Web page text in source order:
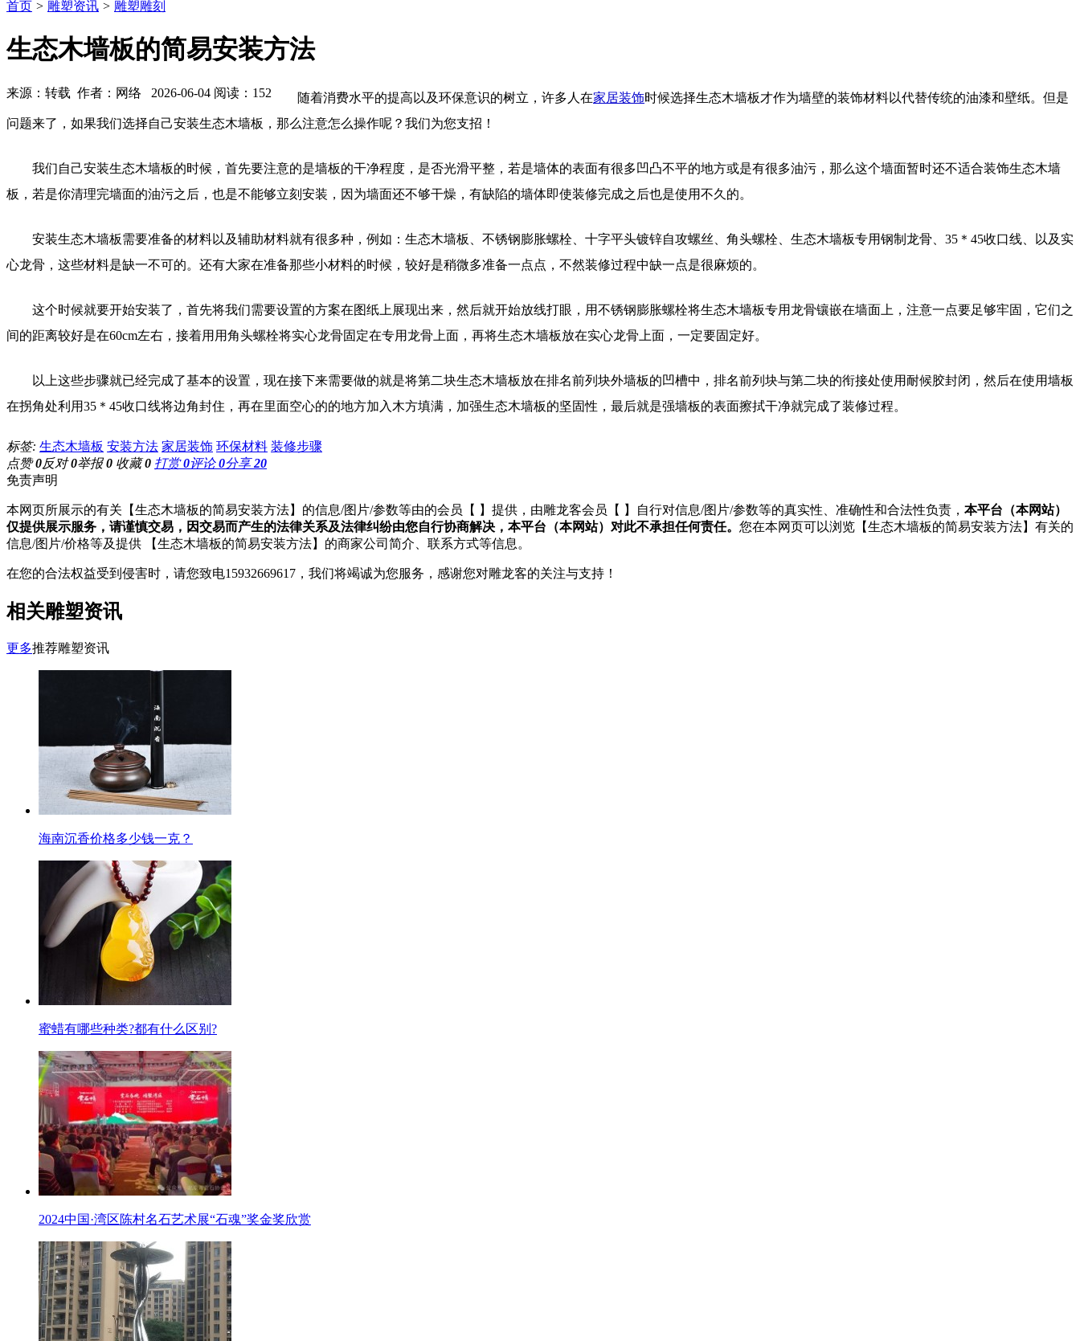
首页 > 雕塑资讯 > 雕塑雕刻
生态木墙板的简易安装方法
来源：转载 作者：网络 2026-06-04 阅读：152 随着消费水平的提高以及环保意识的树立，许多人在家居装饰时候选择生态木墙板才作为墙壁的装饰材料以代替传统的油漆和壁纸。但是
问题来了，如果我们选择自己安装生态木墙板，那么注意怎么操作呢？我们为您支招！
我们自己安装生态木墙板的时候，首先要注意的是墙板的干净程度，是否光滑平整，若是墙体的表面有很多凹凸不平的地方或是有很多油污，那么这个墙面暂时还不适合装饰生态木墙
板，若是你清理完墙面的油污之后，也是不能够立刻安装，因为墙面还不够干燥，有缺陷的墙体即使装修完成之后也是使用不久的。
安装生态木墙板需要准备的材料以及辅助材料就有很多种，例如：生态木墙板、不锈钢膨胀螺栓、十字平头镀锌自攻螺丝、角头螺栓、生态木墙板专用钢制龙骨、35＊45收口线、以及实
心龙骨，这些材料是缺一不可的。还有大家在准备那些小材料的时候，较好是稍微多准备一点点，不然装修过程中缺一点是很麻烦的。
这个时候就要开始安装了，首先将我们需要设置的方案在图纸上展现出来，然后就开始放线打眼，用不锈钢膨胀螺栓将生态木墙板专用龙骨镶嵌在墙面上，注意一点要足够牢固，它们之
间的距离较好是在60cm左右，接着用用角头螺栓将实心龙骨固定在专用龙骨上面，再将生态木墙板放在实心龙骨上面，一定要固定好。
以上这些步骤就已经完成了基本的设置，现在接下来需要做的就是将第二块生态木墙板放在排名前列块外墙板的凹槽中，排名前列块与第二块的衔接处使用耐候胶封闭，然后在使用墙板
在拐角处利用35＊45收口线将边角封住，再在里面空心的的地方加入木方填满，加强生态木墙板的坚固性，最后就是强墙板的表面擦拭干净就完成了装修过程。
标签: 生态木墙板 安装方法 家居装饰 环保材料 装修步骤
点赞0反对0举报0 收藏0 打赏0评论0分享20
免责声明
本网页所展示的有关【生态木墙板的简易安装方法】的信息/图片/参数等由的会员【 】提供，由雕龙客会员【 】自行对信息/图片/参数等的真实性、准确性和合法性负责， 本平台（本网站）
仅提供展示服务，请谨慎交易，因交易而产生的法律关系及法律纠纷由您自行协商解决，本平台（本网站）对此不承担任何责任。 您在本网页可以浏览【生态木墙板的简易安装方法】有关的
信息/图片/价格等及提供 【生态木墙板的简易安装方法】的商家公司简介、联系方式等信息。
在您的合法权益受到侵害时，请您致电15932669617，我们将竭诚为您服务，感谢您对雕龙客的关注与支持！
相关雕塑资讯
更多推荐雕塑资讯
海南沉香价格多少钱一克？
蜜蜡有哪些种类?都有什么区别?
2024中国·湾区陈村名石艺术展“石魂”奖金奖欣赏